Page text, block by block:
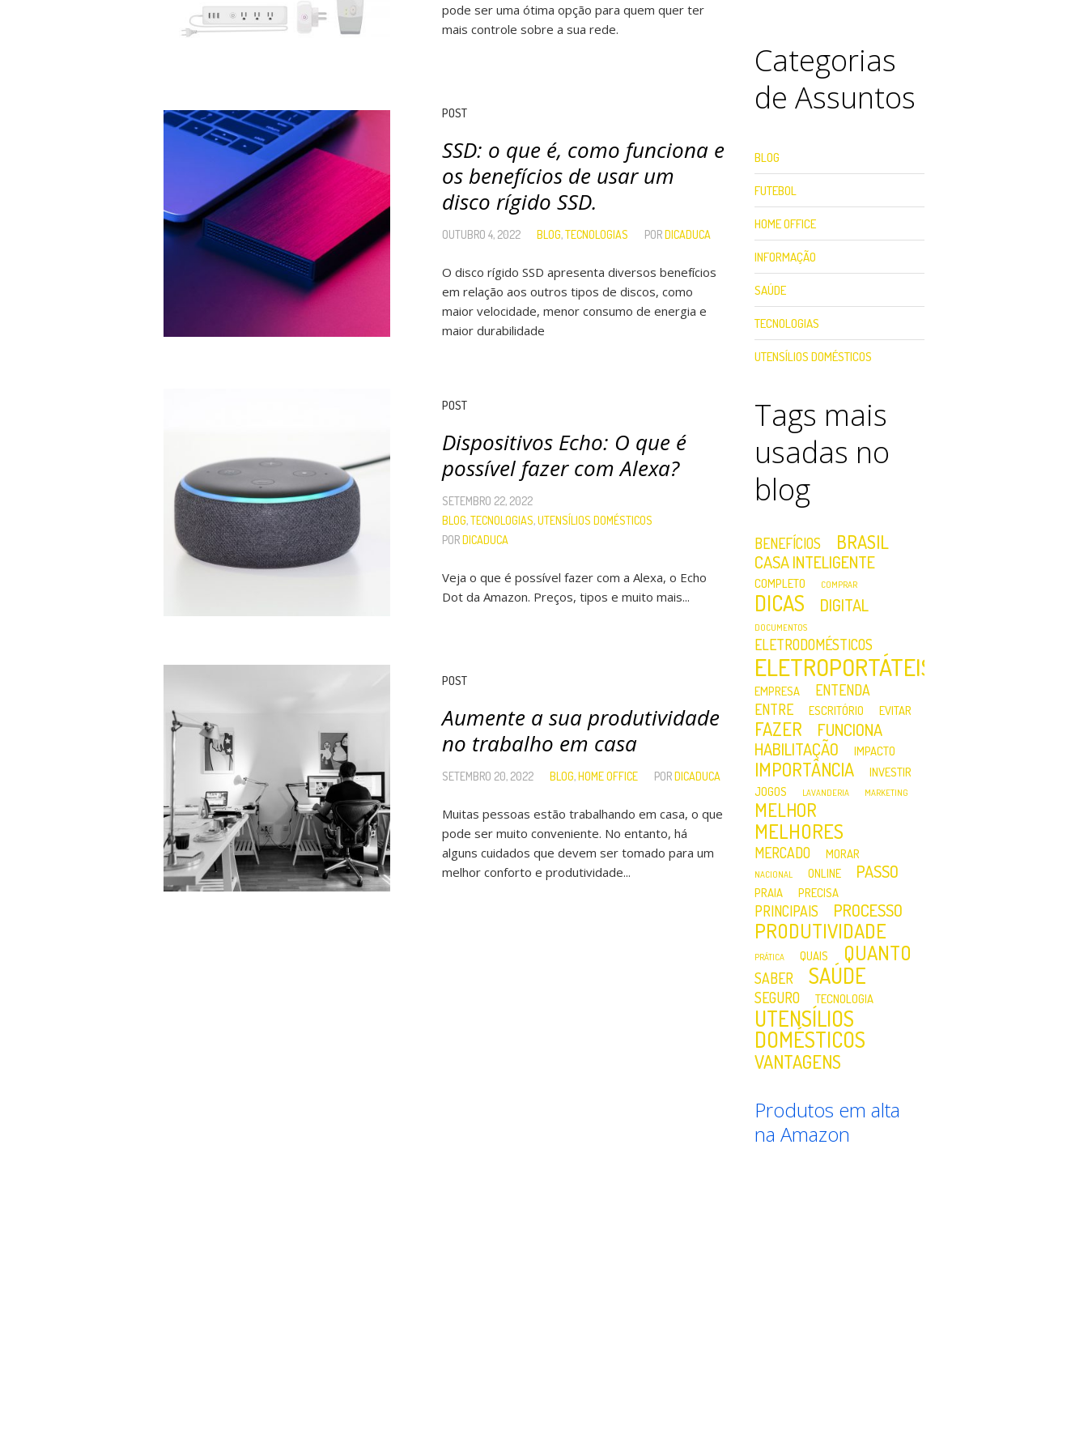
pode ser uma ótima opção para quem quer ter
mais controle sobre a sua rede.
POST
SSD: o que é, como funciona e
os benefícios de usar um
disco rígido SSD.
OUTUBRO 4, 2022 BLOG,TECNOLOGIAS PORDICADUCA
O disco rígido SSD apresenta diversos benefícios
em relação aos outros tipos de discos, como
maior velocidade, menor consumo de energia e
maior durabilidade
POST
Dispositivos Echo: O que é
possível fazer com Alexa?
SETEMBRO 22, 2022
BLOG,TECNOLOGIAS,UTENSÍLIOS DOMÉSTICOS
PORDICADUCA
Veja o que é possível fazer com a Alexa, o Echo
Dot da Amazon. Preços, tipos e muito mais...
POST
Aumente a sua produtividade
no trabalho em casa
SETEMBRO 20, 2022 BLOG,HOME OFFICE PORDICADUCA
Muitas pessoas estão trabalhando em casa, o que
pode ser muito conveniente. No entanto, há
alguns cuidados que devem ser tomado para um
melhor conforto e produtividade...
Categorias
de Assuntos
BLOG
FUTEBOL
HOME OFFICE
INFORMAÇÃO
SAÚDE
TECNOLOGIAS
UTENSÍLIOS DOMÉSTICOS
Tags mais
usadas no
blog
BENEFÍCIOS BRASIL
CASA INTELIGENTE
COMPLETO COMPRAR
DICAS DIGITAL
DOCUMENTOS
ELETRODOMÉSTICOS
ELETROPORTÁTEIS
EMPRESA
ENTENDA
ENTRE
ESCRITÓRIO EVITAR
FAZER
FUNCIONA
HABILITAÇÃO
IMPACTO
IMPORTÂNCIA
INVESTIR
JOGOS
LAVANDERIA MARKETING
MELHOR
MELHORES
MERCADO MORAR
NACIONAL ONLINE PASSO
PRAIA PRECISA
PRINCIPAIS PROCESSO
PRODUTIVIDADE
PRÁTICA QUAIS QUANTO
SABER SAÚDE
SEGURO TECNOLOGIA
UTENSÍLIOS
DOMÉSTICOS
VANTAGENS
Produtos em alta
na Amazon